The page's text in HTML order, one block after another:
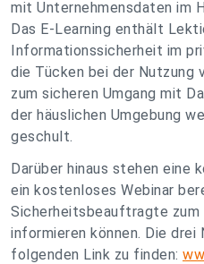
mit Unternehmensdaten im
Das E-Learning enthält
Informationssicherheit im
die Tücken bei der Nutzung
zum sicheren Umgang mit
der häuslichen Umgebung
geschult.
Darüber hinaus stehen eine
ein kostenloses Webinar
Sicherheitsbeauftragte
informieren können. Die drei
folgenden Link zu finden: